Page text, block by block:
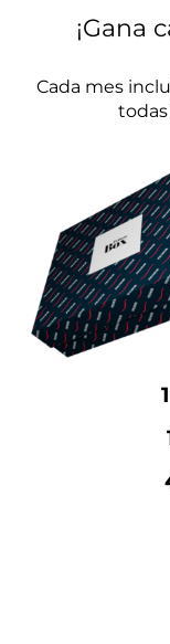
¡Gana
Cada mes
todas
1